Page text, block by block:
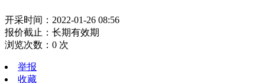
开采时间：2022-01-26 08:56
报价截止：长期有效期
浏览次数： 0 次
举报
收藏